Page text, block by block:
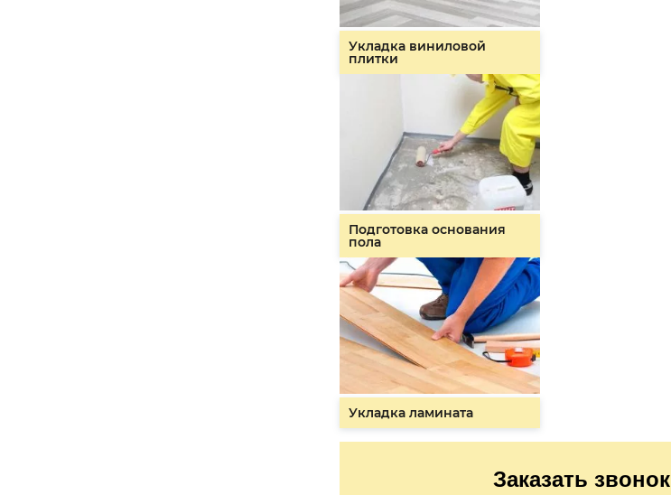
Укладка виниловой
плитки
Подготовка основания
пола
Укладка ламината
Заказать звонок